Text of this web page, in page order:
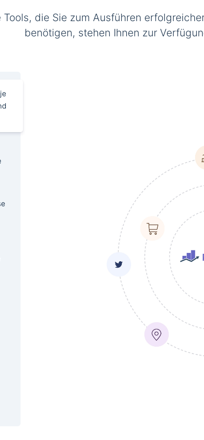
Tools, die Sie zum Ausführen
benötigen, stehen Ihnen zur